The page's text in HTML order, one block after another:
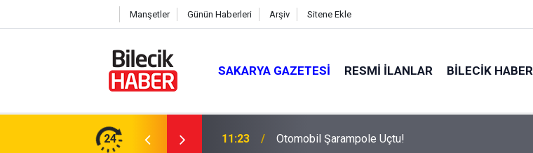
Manşetler Günün Haberleri Arşiv Sitene Ekle
SAKARYA GAZETESI RESMI İLANLAR BILECIK HABER
24 11:23 Otomobil Şarampole Uçtu!